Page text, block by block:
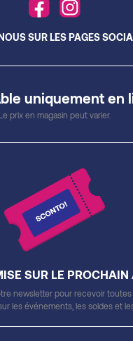
uniquement en
Le prix en magasin peut varier.
SUR LES PAGES
SUR LE PROCHAIN
newsletter pour recevoir
les événements, les soldes et